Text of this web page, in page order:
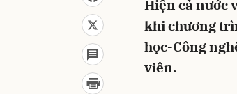
Hiện cả nước
khi chương
học-Công
viên.